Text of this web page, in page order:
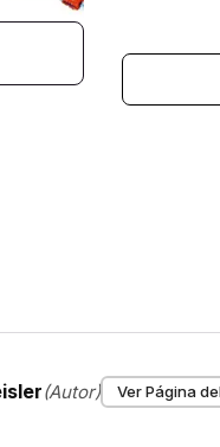
(Autor) Ver Página